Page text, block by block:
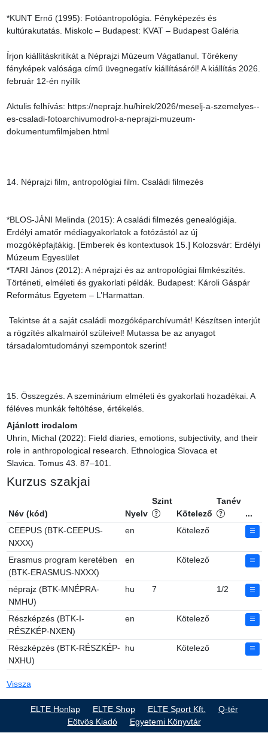
*KUNT Ernő (1995): Fotóantropológia. Fényképezés és
kultúrakutatás. Miskolc – Budapest: KVAT – Budapest Galéria
Írjon kiállításkritikát a Néprajzi Múzeum Vágatlanul. Törékeny
fényképek valósága című üvegnegatív kiállításáról! A kiállítás 2026.
február 12-én nyílik
Aktulis felhívás: https://neprajz.hu/hirek/2026/meselj-a-szemelyes--
es-csaladi-fotoarchivumodrol-a-neprajzi-muzeum-
dokumentumfilmjeben.html
14. Néprajzi film, antropológiai film. Családi filmezés
*BLOS-JÁNI Melinda (2015): A családi filmezés genealógiája.
Erdélyi amatőr médiagyakorlatok a fotózástól az új
mozgóképfajtákig. [Emberek és kontextusok 15.] Kolozsvár: Erdélyi
Múzeum Egyesület
*TARI János (2012): A néprajzi és az antropológiai filmkészítés.
Történeti, elméleti és gyakorlati példák. Budapest: Károli Gáspár
Református Egyetem – L’Harmattan.
Tekintse át a saját családi mozgóképarchívumát! Készítsen interjút
a rögzítés alkalmairól szüleivel! Mutassa be az anyagot
társadalomtudományi szempontok szerint!
15. Összegzés. A szeminárium elméleti és gyakorlati hozadékai. A
féléves munkák feltöltése, értékelés.
Ajánlott irodalom
Uhrin, Michal (2022): Field diaries, emotions, subjectivity, and their
role in anthropological research. Ethnologica Slovaca et
Slavica. Tomus 43. 87–101.
Kurzus szakjai
Név (kód) Nyelv
Szint
Kötelező
Tanév
...
CEEPUS (BTK-CEEPUS-
NXXX)
en Kötelező
Erasmus program keretében
(BTK-ERASMUS-NXXX)
en Kötelező
néprajz (BTK-MNÉPRA-
NMHU)
hu 7 1/2
Részképzés (BTK-I-
RÉSZKÉP-NXEN)
en Kötelező
Részképzés (BTK-RÉSZKÉP-
NXHU)
hu Kötelező
Vissza
ELTE Honlap ELTE Shop ELTE Sport Kft.
Q-tér
Eötvös Kiadó
Egyetemi Könyvtár